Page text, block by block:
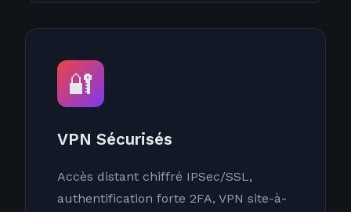
🔐
VPN Sécurisés
Accès distant chiffré IPSec/SSL,
authentification forte 2FA, VPN site-à-